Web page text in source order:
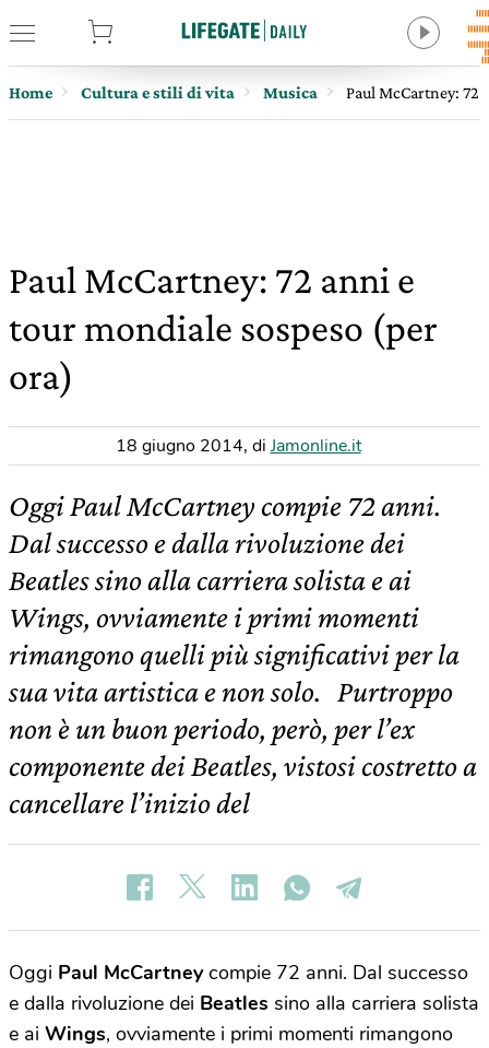
Home Cultura e stili di vita Musica Paul McCartney: 72
Paul McCartney: 72 anni e
tour mondiale sospeso (per
ora)
18 giugno 2014, di Jamonline.it
Oggi Paul McCartney compie 72 anni.
Dal successo e dalla rivoluzione dei
Beatles sino alla carriera solista e ai
Wings, ovviamente i primi momenti
rimangono quelli più significativi per la
sua vita artistica e non solo. Purtroppo
non è un buon periodo, però, per l’ex
componente dei Beatles, vistosi costretto a
cancellare l’inizio del
Oggi Paul McCartneycompie 72 anni. Dal successo
e dalla rivoluzione dei Beatles sino alla carriera solista
e ai Wings, ovviamente i primi momenti rimangono